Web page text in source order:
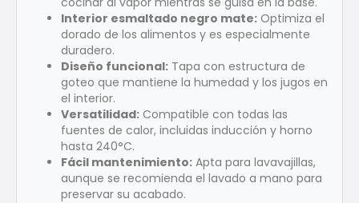
Interior esmaltado negro mate: Optimiza el
dorado de los alimentos y es especialmente
duradero.
Diseño funcional: Tapa con estructura de
goteo que mantiene la humedad y los jugos en
el interior.
Versatilidad: Compatible con todas las
fuentes de calor, incluidas inducción y horno
hasta 240°C.
Fácil mantenimiento: Apta para lavavajillas,
aunque se recomienda el lavado a mano para
preservar su acabado.